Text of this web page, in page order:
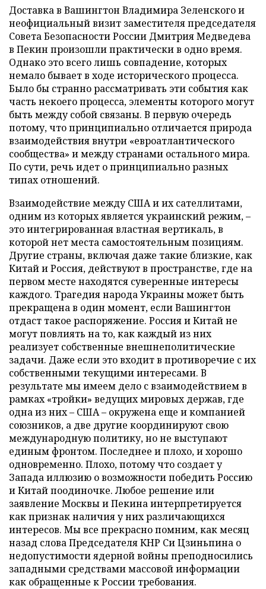
Доставка в Вашингтон Владимира Зеленского и
неофициальный визит заместителя председателя
Совета Безопасности России Дмитрия Медведева
в Пекин произошли практически в одно время.
Однако это всего лишь совпадение, которых
немало бывает в ходе исторического процесса.
Было бы странно рассматривать эти события как
часть некоего процесса, элементы которого могут
быть между собой связаны. В первую очередь
потому, что принципиально отличается природа
взаимодействия внутри «евроатлантического
сообщества» и между странами остального мира.
По сути, речь идет о принципиально разных
типах отношений.
Взаимодействие между США и их сателлитами,
одним из которых является украинский режим, –
это интегрированная властная вертикаль, в
которой нет места самостоятельным позициям.
Другие страны, включая даже такие близкие, как
Китай и Россия, действуют в пространстве, где на
первом месте находятся суверенные интересы
каждого. Трагедия народа Украины может быть
прекращена в один момент, если Вашингтон
отдаст такое распоряжение. Россия и Китай не
могут повлиять на то, как каждый из них
реализует собственные внешнеполитические
задачи. Даже если это входит в противоречие с их
собственными текущими интересами. В
результате мы имеем дело с взаимодействием в
рамках «тройки» ведущих мировых держав, где
одна из них – США – окружена еще и компанией
союзников, а две другие координируют свою
международную политику, но не выступают
единым фронтом. Последнее и плохо, и хорошо
одновременно. Плохо, потому что создает у
Запада иллюзию о возможности победить Россию
и Китай поодиночке. Любое решение или
заявление Москвы и Пекина интерпретируется
как признак наличия у них различающихся
интересов. Мы все прекрасно помним, как месяц
назад слова Председателя КНР Си Цзиньпина о
недопустимости ядерной войны преподносились
западными средствами массовой информации
как обращенные к России требования.